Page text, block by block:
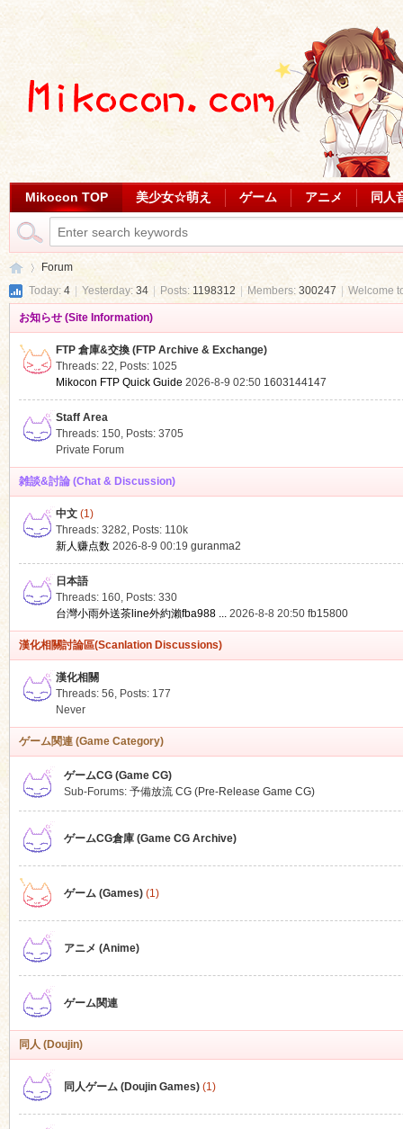
Mikocon TOP 美少女☆萌え ゲーム アニメ 同人
Mi
Forum
Today: 4 Yesterday: 34 Posts:1198312 Members: 300247 Welcome
お知らせ (Site Information)
FTP 倉庫&交換 (FTP Archive & Exchange)
Threads: 22, Posts: 1025
Mikocon FTP Quick Guide 2026-8-9 02:50 1603144147
Staff Area
Threads: 150, Posts: 3705
Private Forum
雑談&討論 (Chat & Discussion)
中文(1)
Threads: 3282, Posts: 110k
新人赚点数 2026-8-9 00:19 guranma2
日本語
Threads: 160, Posts: 330
台灣小雨外送茶line外約瀨fba988 ... 2026-8-8 20:50 fb15800
漢化相關討論區(Scanlation Discussions)
漢化相關
Threads: 56, Posts: 177
Never
ゲーム関連 (Game Category)
ゲームCG (Game CG)
Sub-Forums: 予備放流 CG (Pre-Release Game CG)
ゲームCG倉庫 (Game CG Archive)
ゲーム (Games)(1)
アニメ (Anime)
ゲーム関連
同人 (Doujin)
同人ゲーム (Doujin Games)(1)